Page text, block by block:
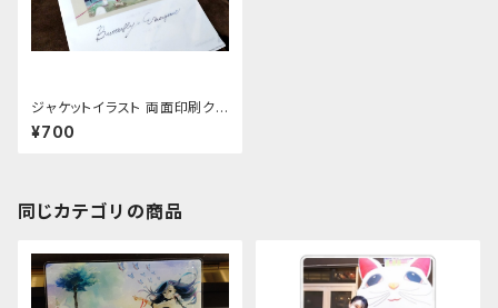
ジャケットイラスト 両面印刷クリ
アファイル
¥700
同じカテゴリの商品